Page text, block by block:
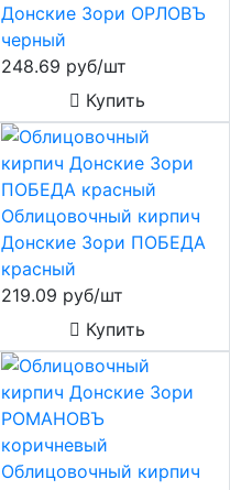
Донские Зори ОРЛОВЪ
черный
248.69 руб/шт
Купить
Облицовочный кирпич
Донские Зори ПОБЕДА
красный
219.09 руб/шт
Купить
Облицовочный кирпич